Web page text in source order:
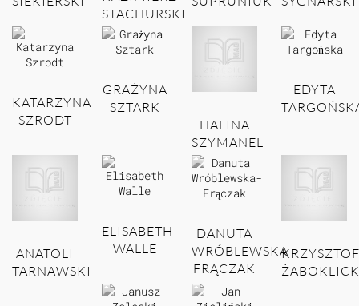
STACHURSKI
KATARZYNA
SZRODT
GRAŻYNA
SZTARK
HALINA
SZYMANEL
EDYTA
ANATOLI
TARNAWSKI
ELISABETH
WALLE
DANUTA
WRÓBLEWSKA-
FRĄCZAK
KRZYSZTOF